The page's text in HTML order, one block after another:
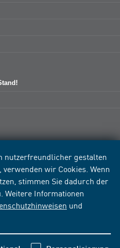
nutzerfreundlicher gestalten
wir Cookies. Wenn
stimmen Sie dadurch der
Weitere Informationen
und